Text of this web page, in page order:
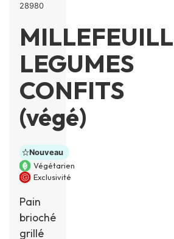
28980
LEGUMES
CONFITS
(végé)
Nouveau
Végétarien
Exclusivité
Pain
brioché
grillé